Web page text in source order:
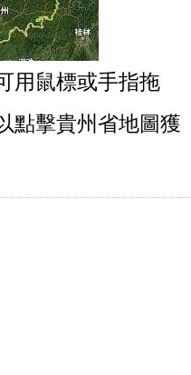
用鼠標或手指拖
點擊貴州省地圖獲